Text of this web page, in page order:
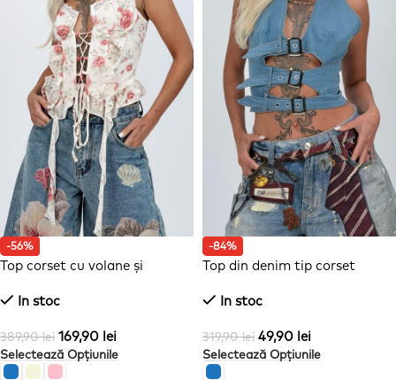
-56%
Top corset cu volane și
In stoc
389,90lei 169,90 lei
Selectează Opțiunile
-84%
Top din denim tip corset
In stoc
319,90lei 49,90 lei
Selectează Opțiunile